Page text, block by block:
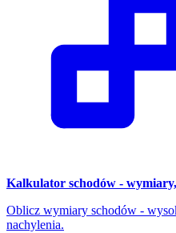
Kalkulator schodów -
Oblicz wymiary schodów -
nachylenia.